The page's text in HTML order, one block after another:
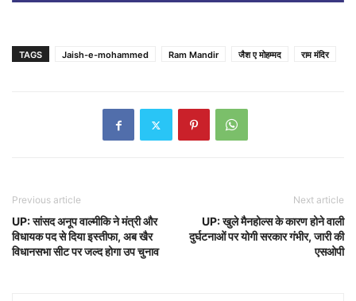
TAGS Jaish-e-mohammed Ram Mandir जैश ए मोहम्मद राम मंदिर
Previous article
UP: सांसद अनूप वाल्मीकि ने मंत्री और
विधायक पद से दिया इस्तीफा, अब खैर
विधानसभा सीट पर जल्द होगा उप चुनाव
Next article
UP: खुले मैनहोल्स के कारण होने वाली
दुर्घटनाओं पर योगी सरकार गंभीर, जारी की
एसओपी